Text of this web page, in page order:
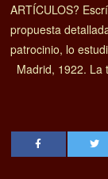
ARTÍCULOS?
propuesta
patrocinio, lo
Madrid, 1922. La